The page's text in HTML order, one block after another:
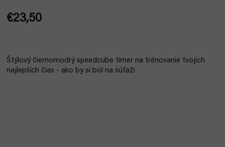
€23,50
Štýlový čiernomodrý speedcube timer na trénovanie tvojich
najlepších čias - ako by si bol na súťaži